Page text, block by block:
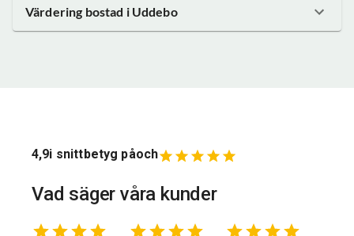
Värdering bostad i Uddebo
4,9i snittbetyg påoch
Vad säger våra kunder